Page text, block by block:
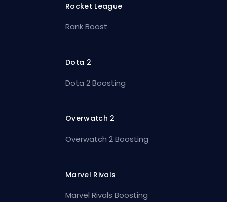
Rocket League
Rank Boost
Dota 2
Dota 2 Boosting
Overwatch 2
Overwatch 2 Boosting
Marvel Rivals
Marvel Rivals Boosting